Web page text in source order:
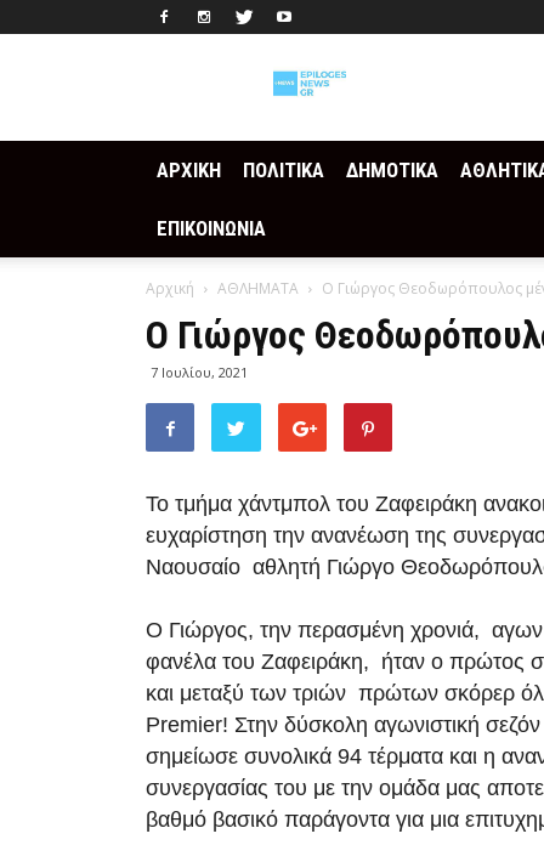
ΑΡΧΙΚΗ ΠΟΛΙΤΙΚΑ ΔΗΜΟΤΙΚΑ
ΕΠΙΚΟΙΝΩΝΙΑ
Αρχική ΑΘΛΗΜΑΤΑ Ο Γιώργος Θεοδωρόπουλος
Ο Γιώργος
7 Ιουλίου, 2021
Το τμήμα χάντμπολ του Ζαφειράκη
ευχαρίστηση την ανανέωση της
Ναουσαίο αθλητή Γιώργο
Ο Γιώργος, την περασμένη χρονιά,
φανέλα του Ζαφειράκη, ήταν ο πρώτος
και μεταξύ των τριών πρώτων σκόρερ
Premier! Στην δύσκολη αγωνιστική
σημείωσε συνολικά 94 τέρματα και η
συνεργασίας του με την ομάδα μας
βαθμό βασικό παράγοντα για μια